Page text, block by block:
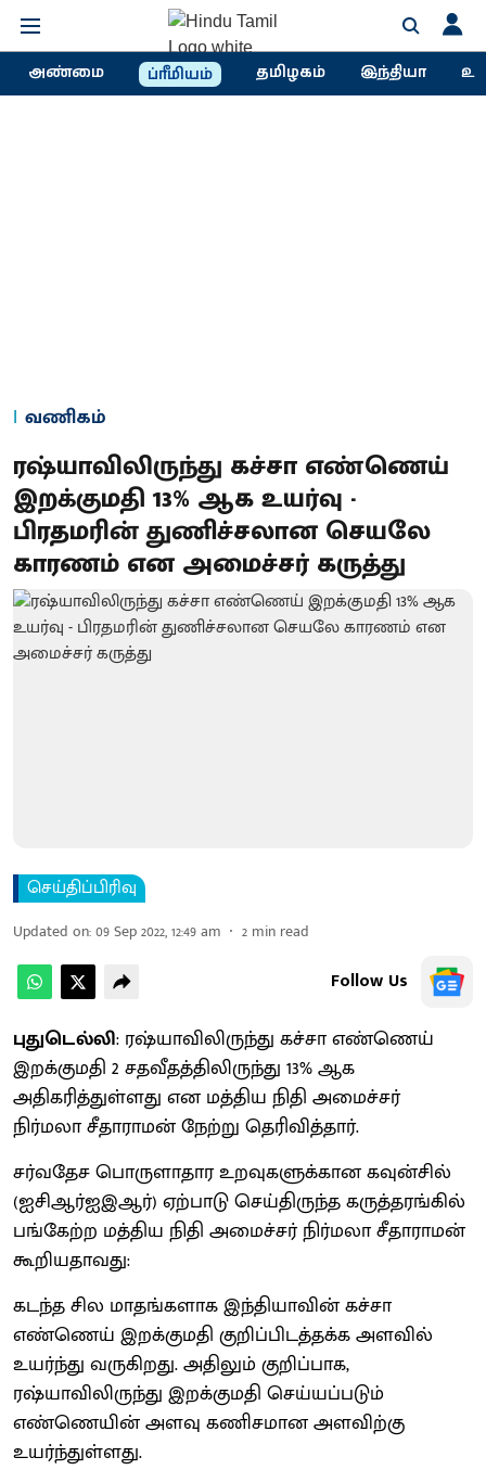
அண்மை ப்ரீமியம் தமிழகம் இந்தியா
வணிகம்
ரஷ்யாவிலிருந்து கச்சா எண்ணெய்
இறக்குமதி 13% ஆக உயர்வு -
பிரதமரின் துணிச்சலான செயலே
காரணம் என அமைச்சர் கருத்து
செய்திப்பிரிவு
Updated on:09 Sep 2022, 12:49 am 2 min read
Follow Us
புதுடெல்லி: ரஷ்யாவிலிருந்து கச்சா எண்ணெய்
இறக்குமதி 2 சதவீதத்திலிருந்து 13% ஆக
அதிகரித்துள்ளது என மத்திய நிதி அமைச்சர்
நிர்மலா சீதாராமன் நேற்று தெரிவித்தார்.
சர்வதேச பொருளாதார உறவுகளுக்கான கவுன்சில்
(ஐசிஆர்ஐஇஆர்) ஏற்பாடு செய்திருந்த கருத்தரங்கில்
பங்கேற்ற மத்திய நிதி அமைச்சர் நிர்மலா சீதாராமன்
கூறியதாவது:
கடந்த சில மாதங்களாக இந்தியாவின் கச்சா
எண்ணெய் இறக்குமதி குறிப்பிடத்தக்க அளவில்
உயர்ந்து வருகிறது. அதிலும் குறிப்பாக,
ரஷ்யாவிலிருந்து இறக்குமதி செய்யப்படும்
எண்ணெயின் அளவு கணிசமான அளவிற்கு
உயர்ந்துள்ளது.